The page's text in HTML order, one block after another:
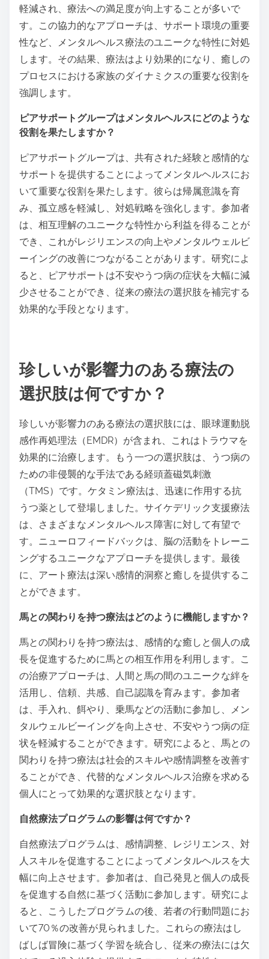
改善し、より良い治療結果につながることがありま
す。オンラインリソース、テレセラピーやメンタルヘ
ルスアプリを含む、はクライアントのためにアクセス
性と便利さを高めます。これらのシステムは、個人と
社会的側面の両方に対処するより包括的な治療アプロ
ーチに貢献します。
家族の関与は治療結果にどのように影響しますか？
育むことによって治療結果を大幅に向上させます。関
与する家族メンバーは、治療戦略を強化するのを助
け、治療計画への遵守を改善します。研究によると、
家族が積極的に参加しているクライアントは、症状が
軽減され、療法への満足度が向上することが多いで
す。この協力的なアプローチは、サポート環境の重要
性など、メンタルヘルス療法のユニークな特性に対処
します。その結果、療法はより効果的になり、癒しの
プロセスにおける家族のダイナミクスの重要な役割を
強調します。
ピアサポートグループは、共有された経験と感情的な
サポートを提供することによってメンタルヘルスにお
み、孤立感を軽減し、対処戦略を強化します。参加者
は、相互理解のユニークな特性から利益を得ることが
でき、これがレジリエンスの向上やメンタルウェルビ
ーイングの改善につながることがあります。研究によ
ると、ピアサポートは不安やうつ病の症状を大幅に減
少させることができ、従来の療法の選択肢を補完する
効果的な手段となります。
珍しいが影響力のある療法の
選択肢は何ですか？
珍しいが影響力のある療法の選択肢には、眼球運動脱
感作再処理法（EMDR）が含まれ、これはトラウマを
効果的に治療します。もう一つの選択肢は、うつ病の
ための非侵襲的な手法である経頭蓋磁気刺激
（TMS）です。ケタミン療法は、迅速に作用する抗
うつ薬として登場しました。サイケデリック支援療法
は、さまざまなメンタルヘルス障害に対して有望で
す。ニューロフィードバックは、脳の活動をトレーニ
ングするユニークなアプローチを提供します。最後
に、アート療法は深い感情的洞察と癒しを提供するこ
とができます。
馬との関わりを持つ療法はどのように機能しますか？
馬との関わりを持つ療法は、感情的な癒しと個人の成
長を促進するために馬との相互作用を利用します。こ
の治療アプローチは、人間と馬の間のユニークな絆を
活用し、信頼、共感、自己認識を育みます。参加者
は、手入れ、餌やり、乗馬などの活動に参加し、メン
タルウェルビーイングを向上させ、不安やうつ病の症